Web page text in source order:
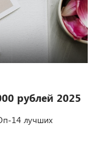
рублей 2025
14 лучших